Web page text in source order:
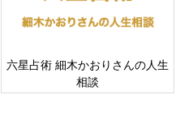
六星占術 細木かおりさんの人生
相談